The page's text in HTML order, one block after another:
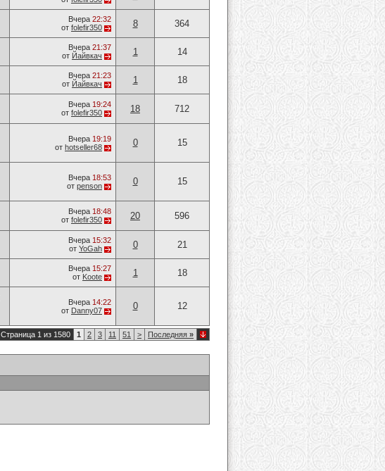
Вчера 22:32
от folefir350 8 364
Вчера 21:37
от Йайвкач 1 14
Вчера 21:23
от Йайвкач 1 18
Вчера 19:24
от folefir350 18 712
Вчера 19:19
от hotseller68 0 15
Вчера 18:53
от penson 0 15
Вчера 18:48
от folefir350 20 596
Вчера 15:32
от YoGah 0 21
Вчера 15:27
от Koote 1 18
Вчера 14:22
от Danny07 0 12
Страница 1 из 1580 1 2 3 11 51 > Последняя »